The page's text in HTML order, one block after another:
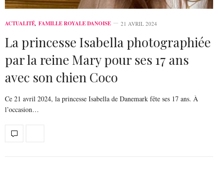
ACTUALITÉ, FAMILLE ROYALE DANOISE 21 AVRIL 2024
La princesse Isabella photographiée
par la reine Mary pour ses 17 ans
avec son chien Coco
Ce 21 avril 2024, la princesse Isabella de Danemark fête ses 17 ans. À
l’occasion…